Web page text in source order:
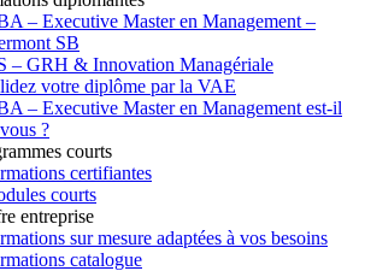
– Executive Master en Management –
SB
– GRH & Innovation Managériale
votre diplôme par la VAE
– Executive Master en Management est-il
?
courts
certifiantes
courts
entreprise
sur mesure adaptées à vos besoins
catalogue